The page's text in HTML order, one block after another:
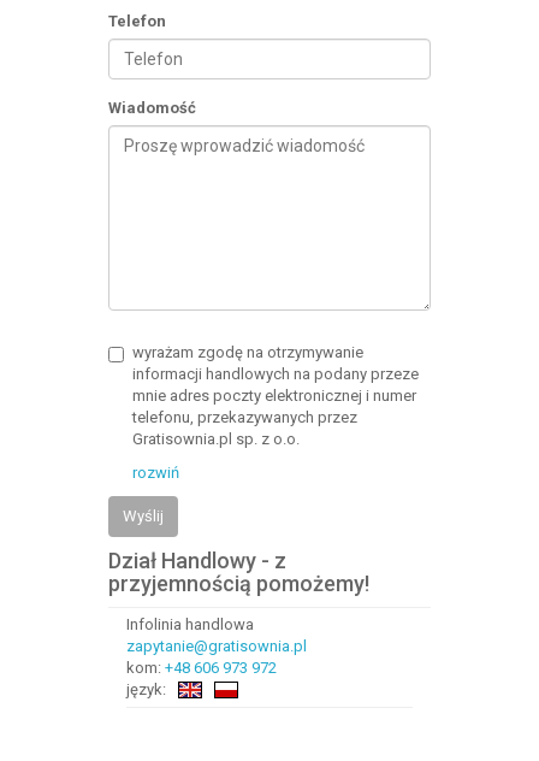
Telefon
Wiadomość
wyrażam zgodę na otrzymywanie
informacji handlowych na podany przeze
mnie adres poczty elektronicznej i numer
telefonu, przekazywanych przez
Gratisownia.pl sp. z o.o.
rozwiń
Wyślij
Dział Handlowy - z
przyjemnością pomożemy!
Infolinia handlowa
zapytanie@gratisownia.pl
kom: +48 606 973 972
język: